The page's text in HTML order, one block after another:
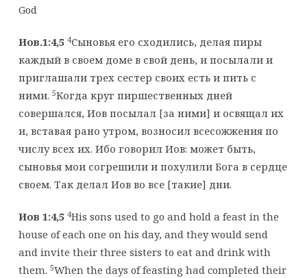
God
Иов.1:4,5 4Сыновья его сходились, делая пиры
каждый в своем доме в свой день, и посылали и
приглашали трех сестер своих есть и пить с
ними. 5Когда круг пиршественных дней
совершался, Иов посылал [за ними] и освящал их
и, вставая рано утром, возносил всесожжения по
числу всех их. Ибо говорил Иов: может быть,
сыновья мои согрешили и похулили Бога в сердце
своем. Так делал Иов во все [такие] дни.
Иов 1:4,5 4His sons used to go and hold a feast in the
house of each one on his day, and they would send
and invite their three sisters to eat and drink with
them. 5When the days of feasting had completed their